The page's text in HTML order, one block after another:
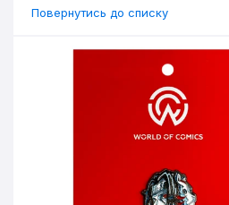
Повернутись до списку